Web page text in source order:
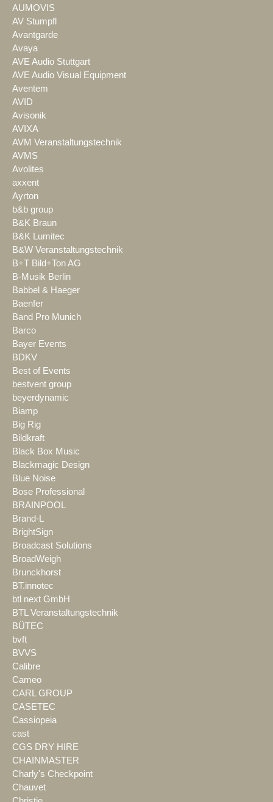
AUMOVIS
AV Stumpfl
Avantgarde
Avaya
AVE Audio Stuttgart
AVE Audio Visual Equipment
Aventem
AVID
Avisonik
AVIXA
AVM Veranstaltungstechnik
AVMS
Avolites
axxent
Ayrton
b&b group
B&K Braun
B&K Lumitec
B&W Veranstaltungstechnik
B+T Bild+Ton AG
B-Musik Berlin
Babbel & Haeger
Baenfer
Band Pro Munich
Barco
Bayer Events
BDKV
Best of Events
bestvent group
beyerdynamic
Biamp
Big Rig
Bildkraft
Black Box Music
Blackmagic Design
Blue Noise
Bose Professional
BRAINPOOL
Brand-L
BrightSign
Broadcast Solutions
BroadWeigh
Brunckhorst
BT.innotec
btl next GmbH
BTL Veranstaltungstechnik
BÜTEC
bvft
BVVS
Calibre
Cameo
CARL GROUP
CASETEC
Cassiopeia
cast
CGS DRY HIRE
CHAINMASTER
Charly's Checkpoint
Chauvet